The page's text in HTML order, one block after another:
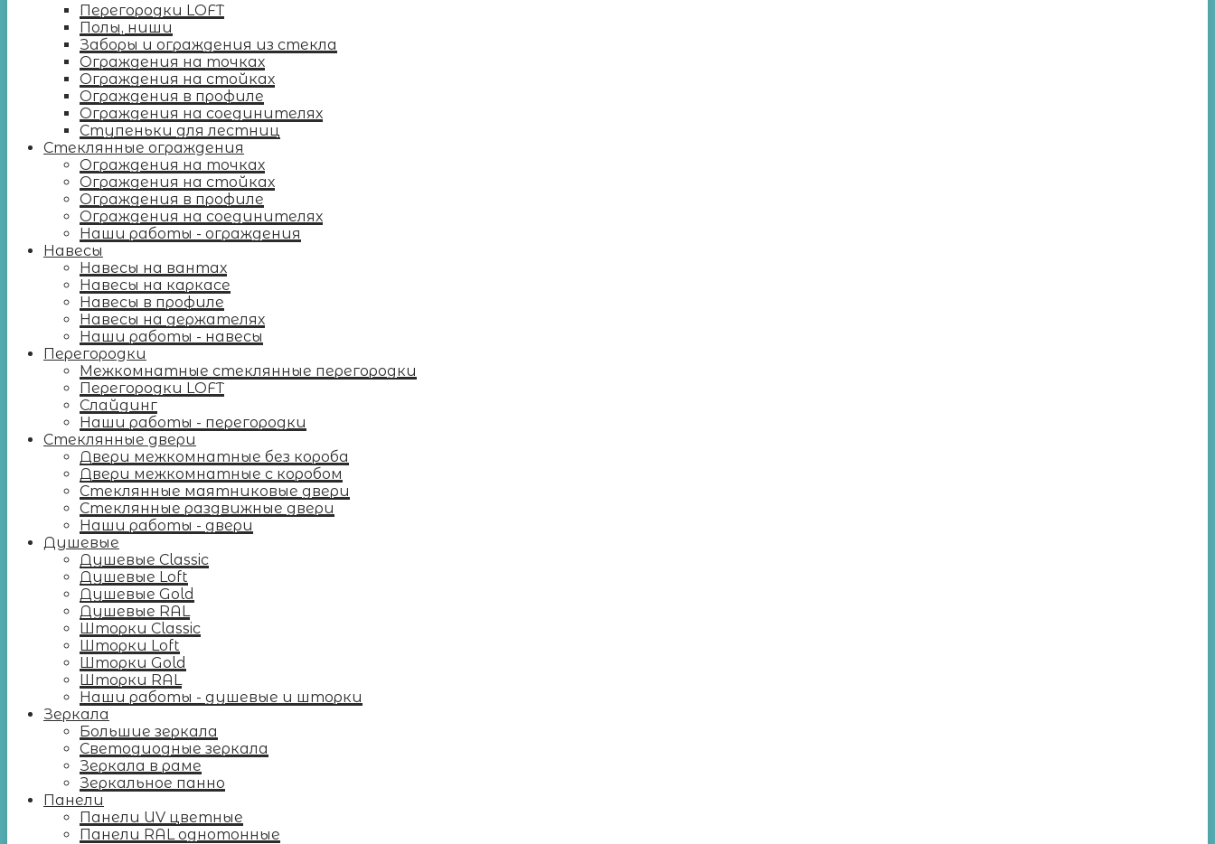
Перегородки LOFT
Полы, ниши
Заборы и ограждения из стекла
Ограждения на точках
Ограждения на стойках
Ограждения в профиле
Ограждения на соединителях
Ступеньки для лестниц
Стеклянные ограждения
Ограждения на точках
Ограждения на стойках
Ограждения в профиле
Ограждения на соединителях
Наши работы - ограждения
Навесы
Навесы на вантах
Навесы на каркасе
Навесы в профиле
Навесы на держателях
Наши работы - навесы
Перегородки
Межкомнатные стеклянные перегородки
Перегородки LOFT
Слайдинг
Наши работы - перегородки
Стеклянные двери
Двери межкомнатные без короба
Двери межкомнатные с коробом
Стеклянные маятниковые двери
Стеклянные раздвижные двери
Наши работы - двери
Душевые
Душевые Classic
Душевые Loft
Душевые Gold
Душевые RAL
Шторки Classic
Шторки Loft
Шторки Gold
Шторки RAL
Наши работы - душевые и шторки
Зеркала
Большие зеркала
Светодиодные зеркала
Зеркала в раме
Зеркальное панно
Панели
Панели UV цветные
Панели RAL однотонные